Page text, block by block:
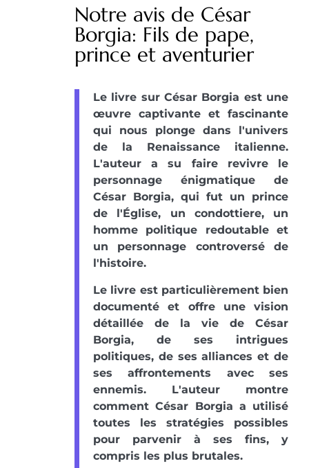
Notre avis de César
Borgia: Fils de pape,
prince et aventurier
Le livre sur César Borgia est une
œuvre captivante et fascinante
qui nous plonge dans l'univers
de la Renaissance italienne.
L'auteur a su faire revivre le
personnage énigmatique de
César Borgia, qui fut un prince
de l'Église, un condottiere, un
homme politique redoutable et
un personnage controversé de
l'histoire.
Le livre est particulièrement bien
documenté et offre une vision
détaillée de la vie de César
Borgia, de ses intrigues
politiques, de ses alliances et de
ses affrontements avec ses
ennemis. L'auteur montre
comment César Borgia a utilisé
toutes les stratégies possibles
pour parvenir à ses fins, y
compris les plus brutales.